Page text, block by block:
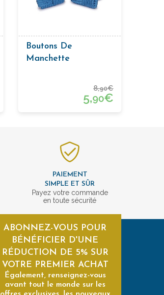
Boutons De
Manchette
8,90€
5,90€
PAIEMENT
SIMPLE ET SÛR
Payez votre commande
en toute sécurité
ABONNEZ-VOUS POUR
BÉNÉFICIER D'UNE
RÉDUCTION DE 5% SUR
VOTRE PREMIER ACHAT
Également, renseignez-vous
avant tout le monde sur les